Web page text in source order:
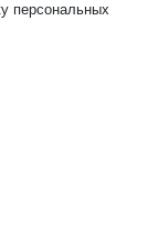
персональных